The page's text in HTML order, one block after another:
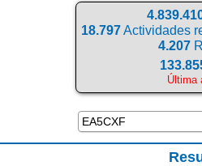
18.797Actividades
4.207
Última